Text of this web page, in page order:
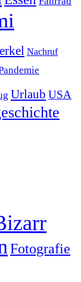
Nachruf
Urlaub USA
Fotografie